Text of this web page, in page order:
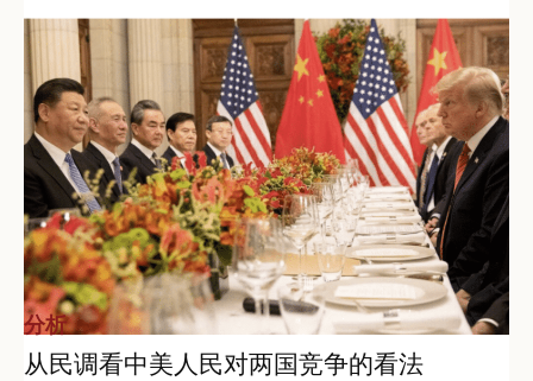
分析
从民调看中美人民对两国竞争的看法